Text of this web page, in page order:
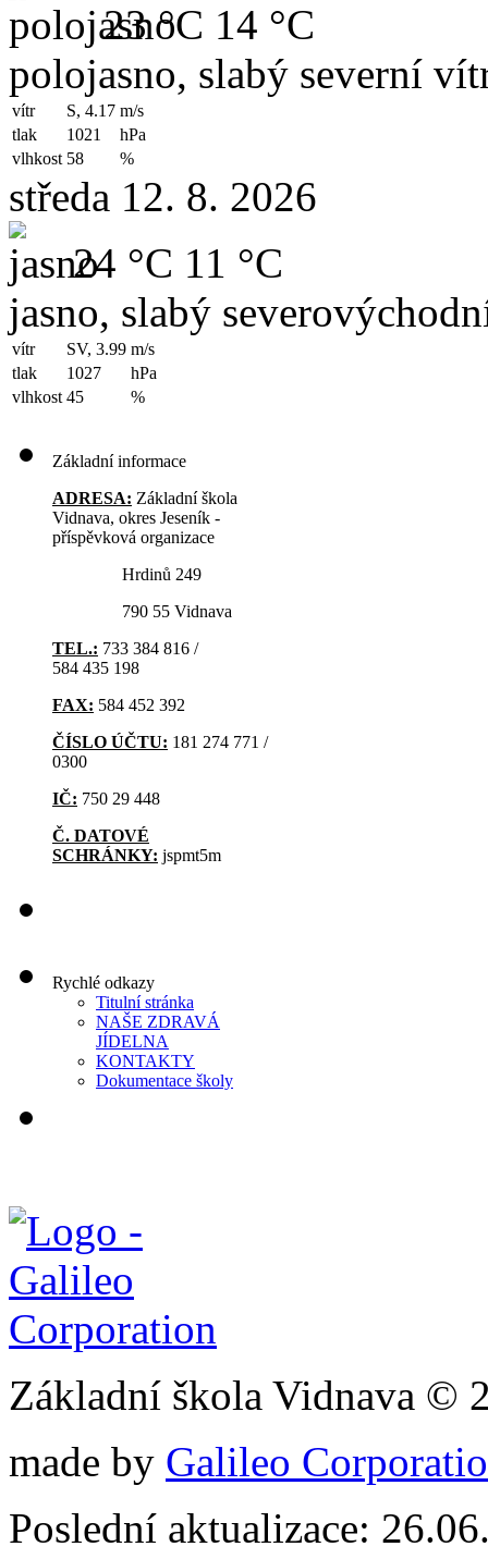
23 °C 14 °C
polojasno, slabý severní
vítr S, 4.17 m/s
tlak
1021
hPa
vlhkost 58 %
středa 12. 8. 2026
24 °C 11 °C
jasno, slabý
vítr SV, 3.99 m/s
tlak
1027
hPa
vlhkost 45 %
Základní informace
ADRESA: Základní škola
Vidnava, okres Jeseník -
příspěvková organizace
Hrdinů 249
790 55 Vidnava
TEL.: 733 384 816 /
584 435 198
FAX: 584 452 392
ČÍSLO ÚČTU: 181 274 771 /
0300
IČ: 750 29 448
Č. DATOVÉ
SCHRÁNKY: jspmt5m
Rychlé odkazy
Titulní stránka
NAŠE ZDRAVÁ
JÍDELNA
KONTAKTY
Dokumentace školy
Základní škola Vidnava ©
made by Galileo
Poslední aktualizace: